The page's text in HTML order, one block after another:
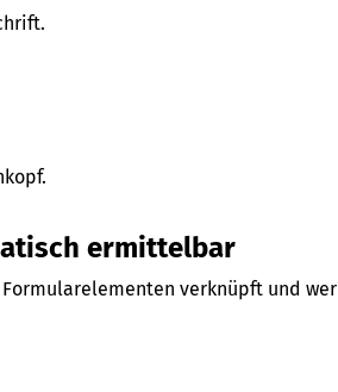
ermittelbar
verknüpft und